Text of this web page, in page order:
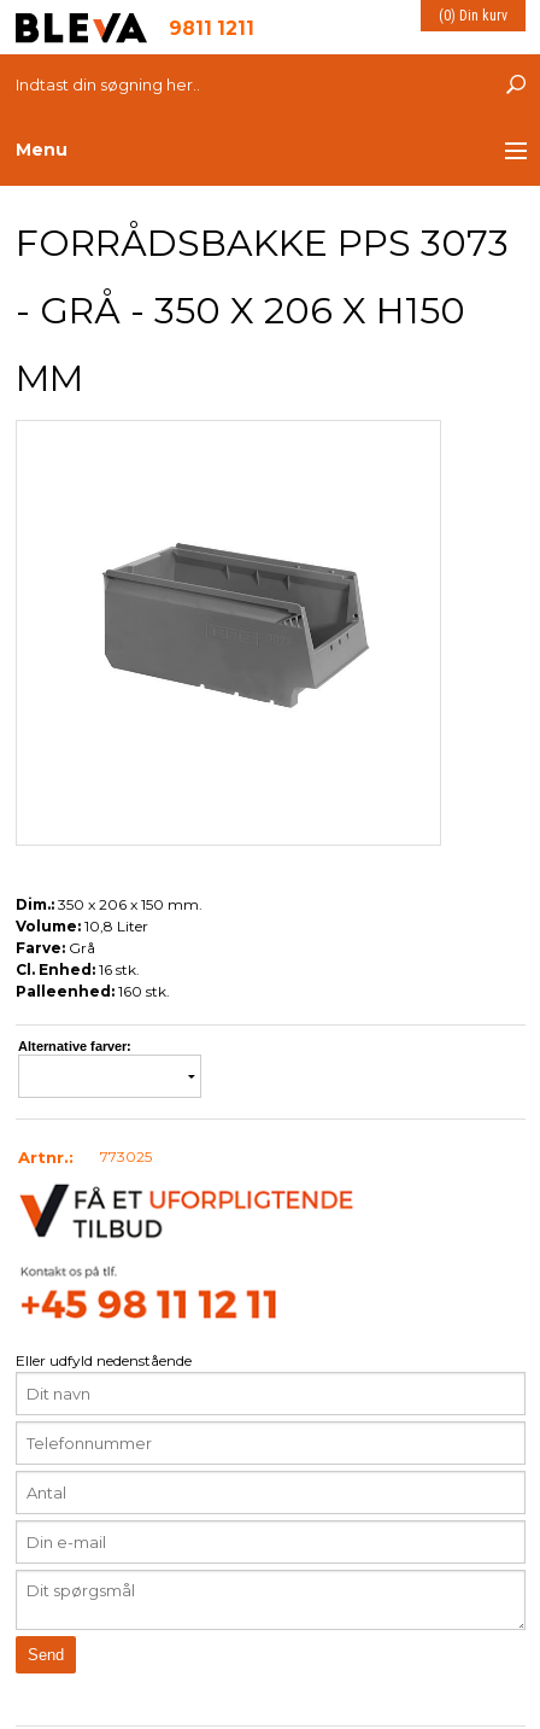
9811 1211 (0) Din kurv
Menu
TRANSPORT
FORRÅDSBAKKE PPS 3073
- GRÅ - 350 X 206 X H150
MM
Dim.:350 x 206 x 150 mm.
Volume: 10,8 Liter
Farve:Grå
Cl. Enhed:16 stk.
Palleenhed:160 stk.
Alternative farver:
Artnr.: 773025
Eller udfyld nedenstående